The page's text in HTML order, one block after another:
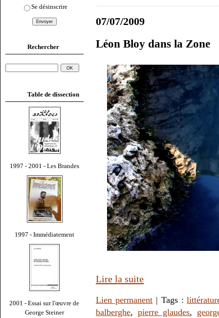
Se désinscrire
Rechercher
Table de dissection
1997 - 2001 - Les Brandes
1997 - Immédiatement
2001 - Essai sur l'œuvre de
George Steiner
07/07/2009
Léon Bloy dans la Zone
Lire la suite
Lien permanent| Tags :
balberghe, pierre glaudes,